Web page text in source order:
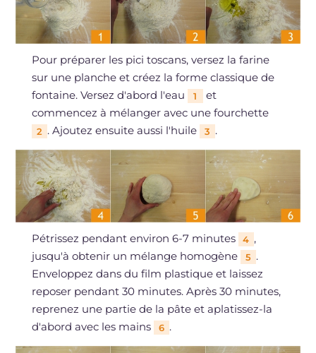
Pour préparer les pici toscans, versez la farine
sur une planche et créez la forme classique de
fontaine. Versez d'abord l'eau
1
et
commencez à mélanger avec une fourchette
2 . Ajoutez ensuite aussi l'huile 3 .
Pétrissez pendant environ 6-7 minutes 4 ,
jusqu'à obtenir un mélange homogène
5 .
Enveloppez dans du film plastique et laissez
reposer pendant 30 minutes. Après 30 minutes,
reprenez une partie de la pâte et aplatissez-la
d'abord avec les mains
6 .